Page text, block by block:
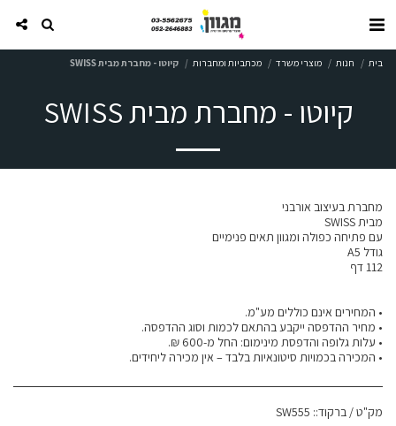
בית חנות מוצרי משרד מכתביות ומחברות קיוטו - מחברת מבית SWISS
קיוטו - מחברת מבית SWISS
• המכירה בכמויות סיטונאיות בלבד – אין מכירה ליחידים.
מק"ט / ברקוד:: SW555